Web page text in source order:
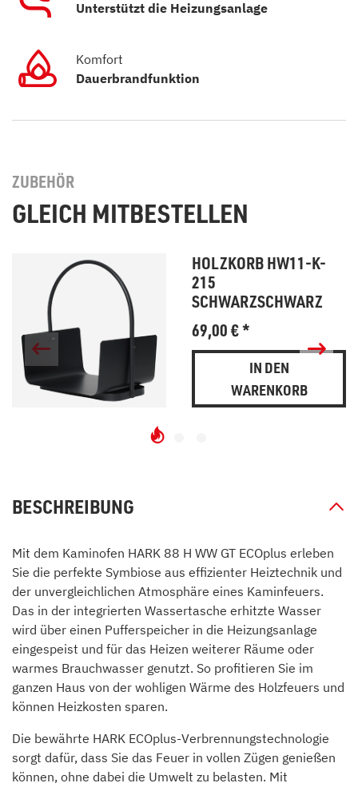
Unterstützt die Heizungsanlage
Komfort
Dauerbrandfunktion
ZUBEHÖR
GLEICH MITBESTELLEN
HOLZKORB HW11-K-
215
SCHWARZSCHWARZ
69,00€*
IN DEN
WARENKORB
BESCHREIBUNG
Mit dem Kaminofen HARK 88 H WW GT ECOplus erleben
Sie die perfekte Symbiose aus effizienter Heiztechnik und
der unvergleichlichen Atmosphäre eines Kaminfeuers.
Das in der integrierten Wassertasche erhitzte Wasser
wird über einen Pufferspeicher in die Heizungsanlage
eingespeist und für das Heizen weiterer Räume oder
warmes Brauchwasser genutzt. So profitieren Sie im
ganzen Haus von der wohligen Wärme des Holzfeuers und
können Heizkosten sparen.
Die bewährte HARK ECOplus-Verbrennungstechnologie
sorgt dafür, dass Sie das Feuer in vollen Zügen genießen
können, ohne dabei die Umwelt zu belasten. Mit